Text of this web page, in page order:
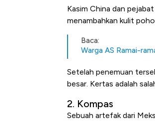
Kasim China dan
menambahkan kulit
Baca:
Warga AS Ramai-
Setelah penemuan
besar. Kertas adalah
2. Kompas
Sebuah artefak dari